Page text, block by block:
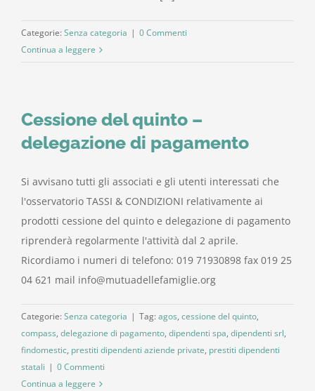
Categorie: Senza categoria | 0 Commenti
Continua a leggere
Cessione del quinto –
delegazione di pagamento
Si avvisano tutti gli associati e gli utenti interessati che
l'osservatorio TASSI & CONDIZIONI relativamente ai
prodotti cessione del quinto e delegazione di pagamento
riprenderà regolarmente l'attività dal 2 aprile.
Ricordiamo i numeri di telefono: 019 71930898 fax 019 25
04 621 mail info@mutuadellefamiglie.org
Categorie: Senza categoria | Tag: agos, cessione del quinto,
compass, delegazione di pagamento, dipendenti spa, dipendenti srl,
findomestic, prestiti dipendenti aziende private, prestiti dipendenti
statali | 0 Commenti
Continua a leggere